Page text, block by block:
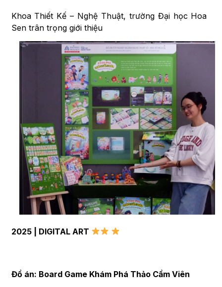
Khoa Thiết Kế – Nghệ Thuật, trường Đại học Hoa
Sen trân trọng giới thiệu
2025 | DIGITAL ART
Đồ án: Board Game Khám Phá Thảo Cầm Viên